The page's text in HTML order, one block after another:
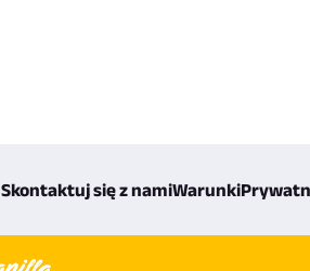
Skontaktuj się z namiWarunki